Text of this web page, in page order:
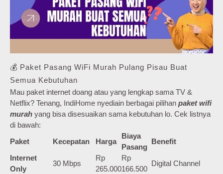
💰 Paket Pasang WiFi Murah Pulang Pisau Buat
Semua Kebutuhan
Mau paket internet doang atau yang lengkap sama TV &
Netflix? Tenang, IndiHome nyediain berbagai pilihan paket wifi
murah yang bisa disesuaikan sama kebutuhan lo. Cek listnya
di bawah:
Paket
Kecepatan Harga
Biaya
Pasang
Benefit
Internet
Only
30 Mbps
Rp
265.000
Rp
166.500
Digital Channel